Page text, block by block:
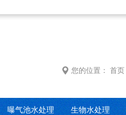
您的位置： 首页
曝气池水处理 生物水处理